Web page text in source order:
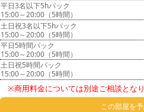
平日3名以下5hパック
15:00～20:00（5時間）
土日祝3名以下5hパック
15:00～20:00（5時間）
平日5時間パック
15:00～20:00（5時間）
土日祝5時間パック
15:00～20:00（5時間）
※商用料金については別途ご相談となり
この部屋を